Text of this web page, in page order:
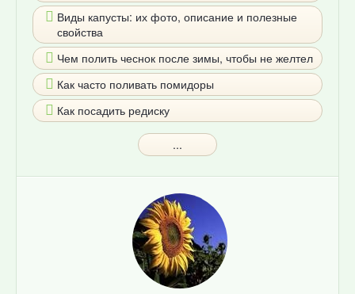
Виды капусты: их фото, описание и полезные
свойства
Чем полить чеснок после зимы, чтобы не желтел
Как часто поливать помидоры
Как посадить редиску
...